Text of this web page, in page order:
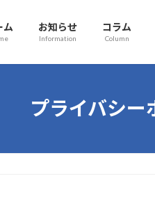
ム お知らせ
Information
コラム
Column
プライバシー